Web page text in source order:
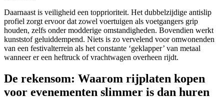
Daarnaast is veiligheid een topprioriteit. Het dubbelzijdige antislip
profiel zorgt ervoor dat zowel voertuigen als voetgangers grip
houden, zelfs onder modderige omstandigheden. Bovendien werkt
kunststof geluiddempend. Niets is zo vervelend voor omwonenden
van een festivalterrein als het constante ‘geklapper’ van metaal
wanneer er een heftruck of vrachtwagen overheen rijdt.
De rekensom: Waarom rijplaten kopen
voor evenementen slimmer is dan huren